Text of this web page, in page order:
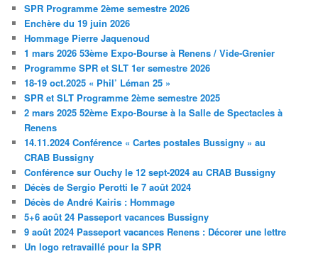
SPR Programme 2ème semestre 2026
Enchère du 19 juin 2026
Hommage Pierre Jaquenoud
1 mars 2026 53ème Expo-Bourse à Renens / Vide-Grenier
Programme SPR et SLT 1er semestre 2026
18-19 oct.2025 « Phil’ Léman 25 »
SPR et SLT Programme 2ème semestre 2025
2 mars 2025 52ème Expo-Bourse à la Salle de Spectacles à
Renens
14.11.2024 Conférence « Cartes postales Bussigny » au
CRAB Bussigny
Conférence sur Ouchy le 12 sept-2024 au CRAB Bussigny
Décès de Sergio Perotti le 7 août 2024
Décès de André Kairis : Hommage
5+6 août 24 Passeport vacances Bussigny
9 août 2024 Passeport vacances Renens : Décorer une lettre
Un logo retravaillé pour la SPR